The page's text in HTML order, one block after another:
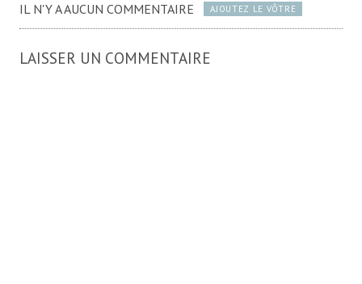
IL N'Y A AUCUN COMMENTAIRE AJOUTEZ LE VÔTRE
LAISSER UN COMMENTAIRE